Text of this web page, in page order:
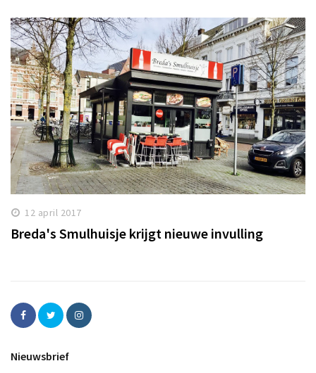
12 april 2017
Breda's Smulhuisje krijgt nieuwe invulling
Nieuwsbrief